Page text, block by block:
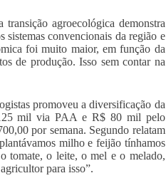
agroecológica demonstra
convencionais da região e
foi muito maior, em função da
de produção. Isso sem contar na
promoveu a diversificação da
125 mil via PAA e R$ 80 mil pelo
por semana. Segundo relatam
milho e feijão tínhamos
tomate, o leite, o mel e o melado,
para isso”.